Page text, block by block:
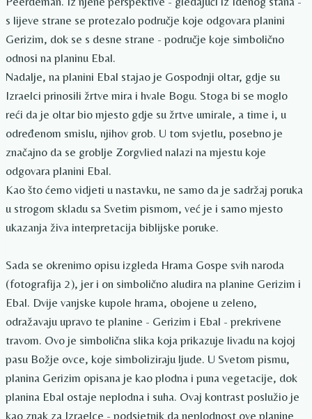
s lijeve strane se protezalo područje koje odgovara planini
Gerizim, dok se s desne strane - područje koje simbolično
odnosi na planinu Ebal.
Nadalje, na planini Ebal stajao je Gospodnji oltar, gdje su
Izraelci prinosili žrtve mira i hvale Bogu. Stoga bi se moglo
reći da je oltar bio mjesto gdje su žrtve umirale, a time i, u
određenom smislu, njihov grob. U tom svjetlu, posebno je
značajno da se groblje Zorgvlied nalazi na mjestu koje
odgovara planini Ebal.
Kao što ćemo vidjeti u nastavku, ne samo da je sadržaj poruka
u strogom skladu sa Svetim pismom, već je i samo mjesto
ukazanja živa interpretacija biblijske poruke.
Sada se okrenimo opisu izgleda Hrama Gospe svih naroda
(fotografija 2), jer i on simbolično aludira na planine Gerizim i
Ebal. Dvije vanjske kupole hrama, obojene u zeleno,
odražavaju upravo te planine - Gerizim i Ebal - prekrivene
travom. Ovo je simbolična slika koja prikazuje livadu na kojoj
pasu Božje ovce, koje simboliziraju ljude. U Svetom pismu,
planina Gerizim opisana je kao plodna i puna vegetacije, dok
planina Ebal ostaje neplodna i suha. Ovaj kontrast poslužio je
kao znak za Izraelce - podsjetnik da neplodnost ove planine